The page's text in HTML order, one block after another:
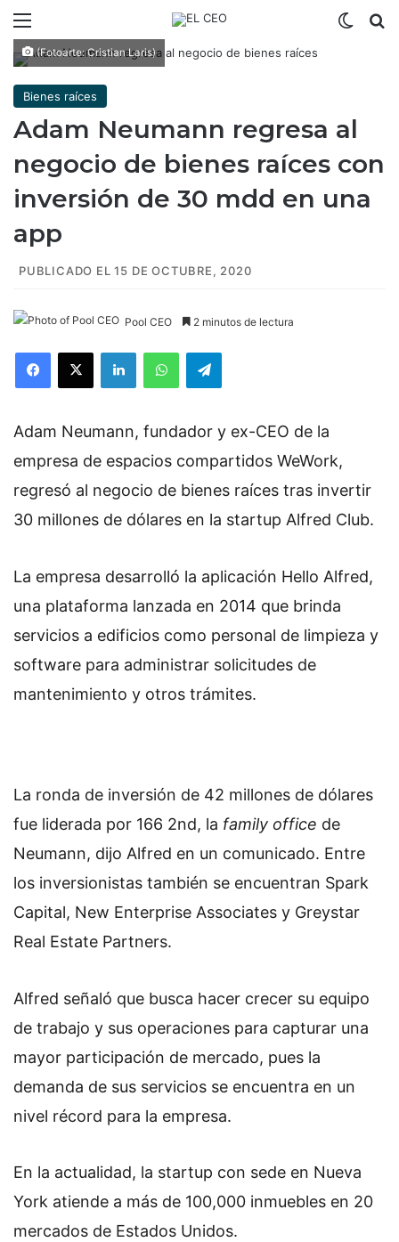
(Fotoarte: Cristian Laris)
Bienes raíces
Adam Neumann regresa al
negocio de bienes raíces con
inversión de 30 mdd en una
app
PUBLICADO EL 15 DE OCTUBRE, 2020
Pool CEO 2 minutos de lectura
Adam Neumann, fundador y ex-CEO de la
empresa de espacios compartidos WeWork,
regresó al negocio de bienes raíces tras invertir
30 millones de dólares en la startup Alfred Club.
La empresa desarrolló la aplicación Hello Alfred,
una plataforma lanzada en 2014 que brinda
servicios a edificios como personal de limpieza y
software para administrar solicitudes de
mantenimiento y otros trámites.
La ronda de inversión de 42 millones de dólares
fue liderada por 166 2nd, la family office de
Neumann, dijo Alfred en un comunicado. Entre
los inversionistas también se encuentran Spark
Capital, New Enterprise Associates y Greystar
Real Estate Partners.
Alfred señaló que busca hacer crecer su equipo
de trabajo y sus operaciones para capturar una
mayor participación de mercado, pues la
demanda de sus servicios se encuentra en un
nivel récord para la empresa.
En la actualidad, la startup con sede en Nueva
York atiende a más de 100,000 inmuebles en 20
mercados de Estados Unidos.